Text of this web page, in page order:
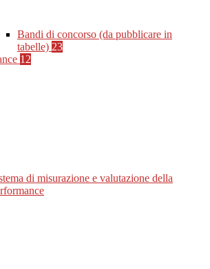
Bandi di concorso (da pubblicare in
tabelle) 23
12
di misurazione e valutazione della